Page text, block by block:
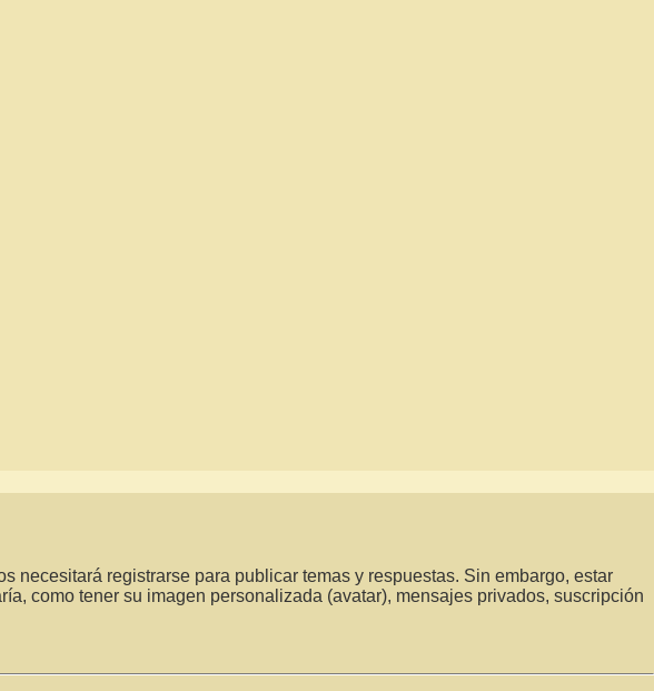
necesitará registrarse para publicar temas y respuestas. Sin embargo, estar
como tener su imagen personalizada (avatar), mensajes privados, suscripción